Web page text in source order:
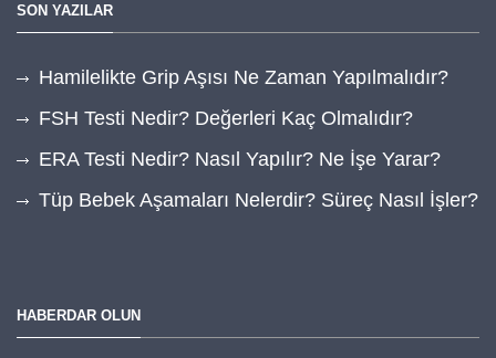
SON YAZILAR
Hamilelikte Grip Aşısı Ne Zaman Yapılmalıdır?
FSH Testi Nedir? Değerleri Kaç Olmalıdır?
ERA Testi Nedir? Nasıl Yapılır? Ne İşe Yarar?
Tüp Bebek Aşamaları Nelerdir? Süreç Nasıl İşler?
HABERDAR OLUN